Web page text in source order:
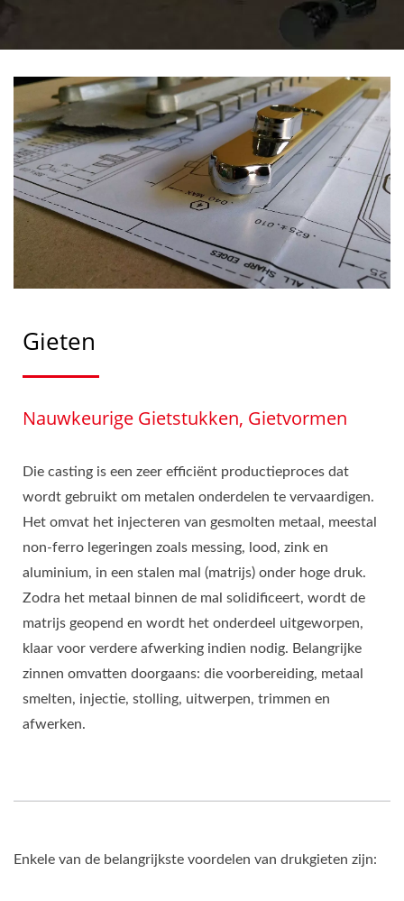
Gieten
Nauwkeurige Gietstukken, Gietvormen
Die casting is een zeer efficiënt productieproces dat
wordt gebruikt om metalen onderdelen te vervaardigen.
Het omvat het injecteren van gesmolten metaal, meestal
non-ferro legeringen zoals messing, lood, zink en
aluminium, in een stalen mal (matrijs) onder hoge druk.
Zodra het metaal binnen de mal solidificeert, wordt de
matrijs geopend en wordt het onderdeel uitgeworpen,
klaar voor verdere afwerking indien nodig. Belangrijke
zinnen omvatten doorgaans: die voorbereiding, metaal
smelten, injectie, stolling, uitwerpen, trimmen en
afwerken.
Enkele van de belangrijkste voordelen van drukgieten zijn: